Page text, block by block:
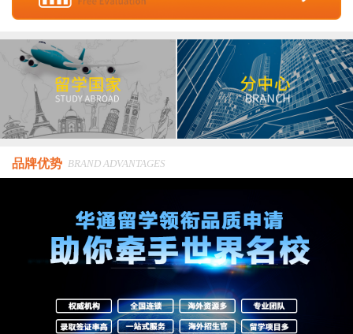
品牌优势 BRAND ADVANTAGES